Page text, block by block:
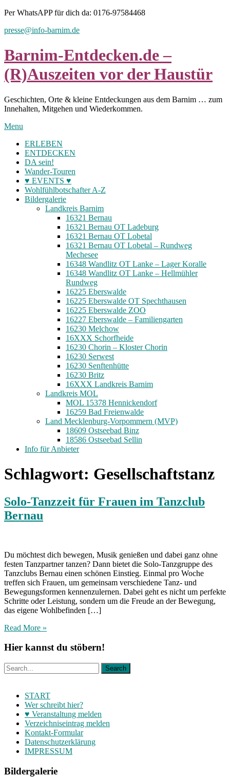
Skip
content
Per WhatsAPP für dich da: 0176-97584468
presse@info-barnim.de
Barnim-Entdecken.de –
(R)Auszeiten vor der Haustür
Geschichten, Orte & kleine Entdeckungen aus dem Barnim … zum
Innehalten, Mitgehen und Wiederkommen.
Menu
ERLEBEN
ENTDECKEN
DA sein!
Wander-Touren
♥ EVENTS ♥
Wohlfühlbotschafter A-Z
Bildergalerie
Landkreis Barnim
16321 Bernau
16321 Bernau OT Ladeburg
16321 Bernau OT Lobetal
16321 Bernau OT Lobetal – Rundweg
Mechesee
16348 Wandlitz OT Lanke – Lager Koralle
16348 Wandlitz OT Lanke – Hellmühler
Rundweg
16225 Eberswalde
16225 Eberswalde OT Spechthausen
16225 Eberswalde ZOO
16227 Eberswalde – Familiengarten
16230 Melchow
16XXX Schorfheide
16230 Chorin – Kloster Chorin
16230 Serwest
16230 Senftenhütte
16230 Britz
16XXX Landkreis Barnim
Landkreis MOL
MOL 15378 Hennickendorf
16259 Bad Freienwalde
Land Mecklenburg-Vorpommern (MVP)
18609 Ostseebad Binz
18586 Ostseebad Sellin
Info für Anbieter
Schlagwort: Gesellschaftstanz
Solo-Tanzzeit für Frauen im Tanzclub
Bernau
Du möchtest dich bewegen, Musik genießen und dabei ganz ohne
festen Tanzpartner tanzen? Dann bietet die Solo-Tanzgruppe des
Tanzclubs Bernau einen schönen Einstieg. Einmal pro Woche
treffen sich Frauen, um gemeinsam verschiedene Tanz- und
Bewegungsformen kennenzulernen. Dabei geht es nicht um perfekte
Schritte oder Leistung, sondern um die Freude an der Bewegung,
das eigene Wohlbefinden […]
Read More »
Hier kannst du stöbern!
START
Wer schreibt hier?
♥ Veranstaltung melden
Verzeichniseintrag melden
Kontakt-Formular
Datenschutzerklärung
IMPRESSUM
Bildergalerie